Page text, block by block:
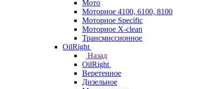
Мото
Моторное 4100, 6100, 8100
Моторное Specific
Моторное X-clean
Трансмиссионное
OilRight
Назад
OilRight
Веретенное
Дизельное